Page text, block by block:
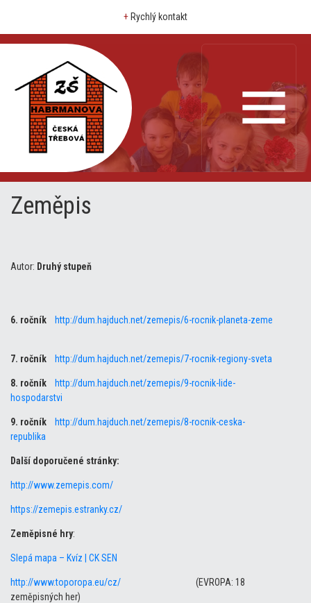
+ Rychlý kontakt
Zeměpis
Autor: Druhý stupeň
6. ročník http://dum.hajduch.net/zemepis/6-rocnik-planeta-zeme
7. ročník http://dum.hajduch.net/zemepis/7-rocnik-regiony-sveta
8. ročník
http://dum.hajduch.net/zemepis/9-rocnik-lide-
hospodarstvi
9. ročník
http://dum.hajduch.net/zemepis/8-rocnik-ceska-
republika
Další doporučené stránky:
http://www.zemepis.com/
https://zemepis.estranky.cz/
Zeměpisné hry:
Slepá mapa – Kvíz | CK SEN
http://www.toporopa.eu/cz/ (EVROPA: 18
zeměpisných her)